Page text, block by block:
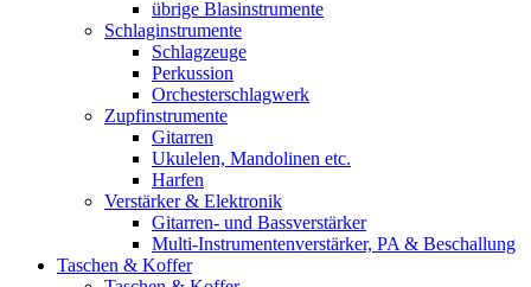
übrige Blasinstrumente
Schlaginstrumente
Schlagzeuge
Perkussion
Orchesterschlagwerk
Zupfinstrumente
Gitarren
Ukulelen, Mandolinen etc.
Harfen
Verstärker & Elektronik
Gitarren- und Bassverstärker
Multi-Instrumentenverstärker, PA & Beschallung
Taschen & Koffer